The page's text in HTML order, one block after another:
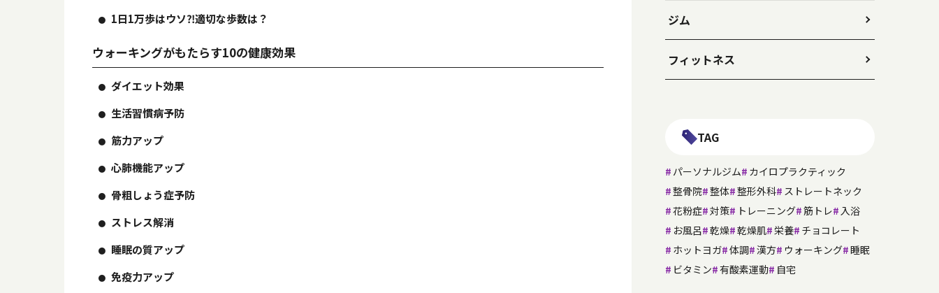
1日1万歩はウソ⁈適切な歩数は？
ウォーキングがもたらす10の健康効果
ダイエット効果
生活習慣病予防
筋力アップ
心肺機能アップ
骨粗しょう症予防
ストレス解消
睡眠の質アップ
免疫力アップ
ジム
フィットネス
TAG
パーソナルジム
カイロプラクティック
整骨院 整体 整形外科 ストレートネック
花粉症 対策 トレーニング 筋トレ 入浴
お風呂 乾燥 乾燥肌 栄養 チョコレート
ホットヨガ 体調 漢方 ウォーキング 睡眠
ビタミン 有酸素運動 自宅